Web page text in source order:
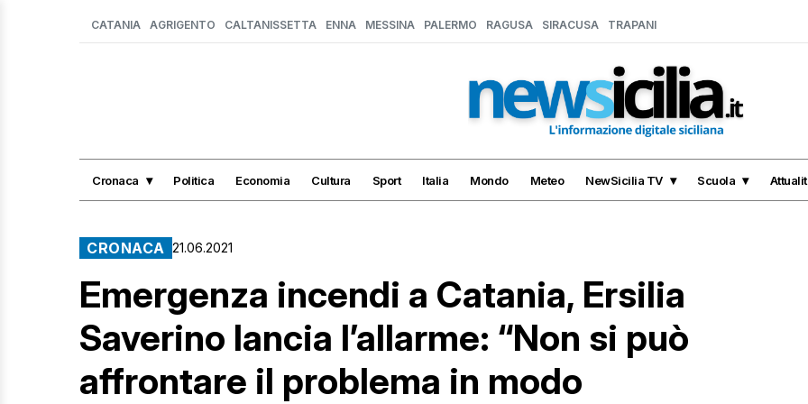
CATANIA AGRIGENTO CALTANISSETTA ENNA MESSINA PALERMO RAGUSA SIRACUSA TRAPANI
Cronaca Politica Economia Cultura Sport Italia Mondo Meteo NewSicilia TV Scuola
CRONACA 21.06.2021
Emergenza incendi a Catania, Ersilia
Saverino lancia l’allarme: “Non si può
affrontare il problema in modo